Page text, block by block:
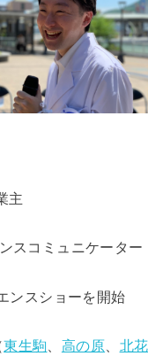
主
スコミュニケーター
ンスショーを開始
東生駒 高の原 北